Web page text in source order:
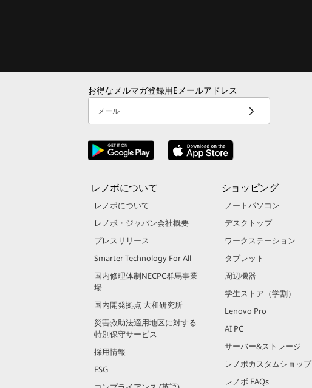
お得なメルマガ登録用Eメールアドレス
メール
レノボについて
レノボについて
レノボ・ジャパン会社概要
プレスリリース
Smarter Technology For All
国内修理体制NECPC群馬事業
場
国内開発拠点 大和研究所
災害救助法適用地区に対する
特別保守サービス
採用情報
ESG
ショッピング
ノートパソコン
デスクトップ
ワークステーション
タブレット
周辺機器
学生ストア（学割）
Lenovo Pro
AI PC
サーバー&ストレージ
レノボカスタムショップ
レノボ FAQs